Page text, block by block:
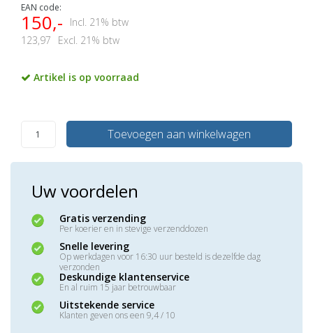
EAN code:
150,-
Incl. 21% btw
123,97
Excl. 21% btw
Artikel is op voorraad
Toevoegen aan winkelwagen
Uw voordelen
Gratis verzending
Per koerier en in stevige verzenddozen
Snelle levering
Op werkdagen voor 16:30 uur besteld is dezelfde dag
verzonden
Deskundige klantenservice
En al ruim 15 jaar betrouwbaar
Uitstekende service
Klanten geven ons een 9,4 / 10